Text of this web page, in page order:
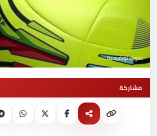
صورة توضيحية
مشاركة